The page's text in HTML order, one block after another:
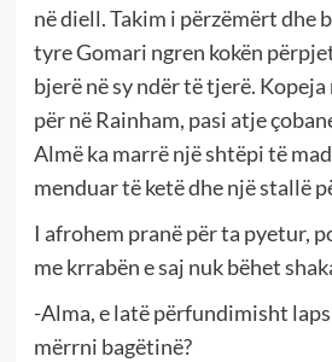
në diell. Takim i përzëmërt dhe
tyre Gomari ngren kokën
bjerë në sy ndër të tjerë.
për në Rainham, pasi atje
Almë ka marrë një shtëpi të
menduar të ketë dhe një stallë
I afrohem pranë për ta pyetur,
me krrabën e saj nuk bëhet
-Alma, e latë përfundimisht
mërrni bagëtinë?